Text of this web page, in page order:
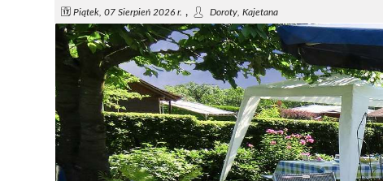
Piątek, 07 Sierpień 2026 r. , Doroty, Kajetana